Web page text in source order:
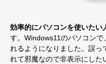
効率的にパソコンを使いたい
す。Windows11のパソコン
れるようになりました。誤っ
れて邪魔なので非表示にした